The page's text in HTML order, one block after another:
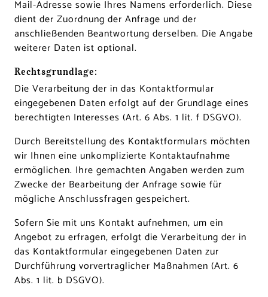
Mail-Adresse sowie Ihres Namens erforderlich. Diese
dient der Zuordnung der Anfrage und der
anschließenden Beantwortung derselben. Die Angabe
weiterer Daten ist optional.
Rechtsgrundlage:
Die Verarbeitung der in das Kontaktformular
eingegebenen Daten erfolgt auf der Grundlage eines
berechtigten Interesses (Art. 6 Abs. 1 lit. f DSGVO).
Durch Bereitstellung des Kontaktformulars möchten
wir Ihnen eine unkomplizierte Kontaktaufnahme
ermöglichen. Ihre gemachten Angaben werden zum
Zwecke der Bearbeitung der Anfrage sowie für
mögliche Anschlussfragen gespeichert.
Sofern Sie mit uns Kontakt aufnehmen, um ein
Angebot zu erfragen, erfolgt die Verarbeitung der in
das Kontaktformular eingegebenen Daten zur
Durchführung vorvertraglicher Maßnahmen (Art. 6
Abs. 1 lit. b DSGVO).